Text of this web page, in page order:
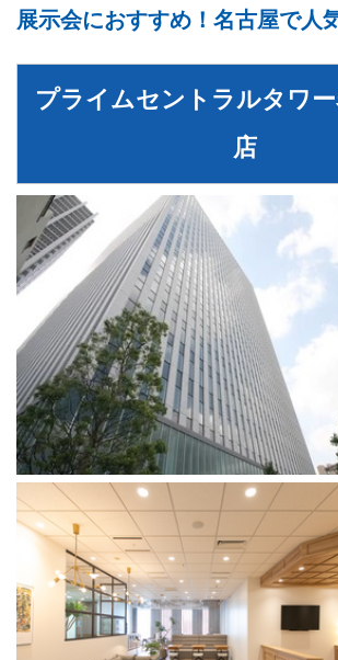
展示会におすすめ！名古屋で人
プライムセントラルタワ
店